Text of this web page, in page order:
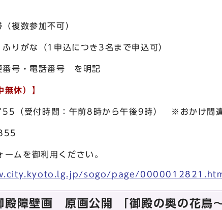
数参加不可）
がな（1申込につき3名まで申込可）
号・電話番号 を明記
無休）】
受付時間：午前8時から午後9時） ※おかけ間違
ムを御利用ください。
sogo/page/
殿障壁画 原画公開 「御殿の奥の花鳥